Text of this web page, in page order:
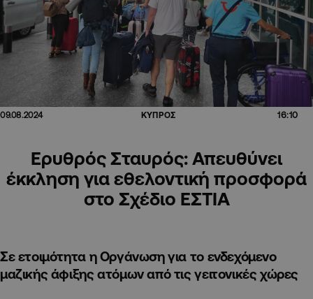
09.08.2024 ΚΥΠΡΟΣ 16:10
Ερυθρός Σταυρός: Απευθύνει
έκκληση για εθελοντική προσφορά
στο Σχέδιο ΕΣΤΙΑ
Σε ετοιμότητα η Οργάνωση για το ενδεχόμενο
μαζικής άφιξης ατόμων από τις γειτονικές χώρες